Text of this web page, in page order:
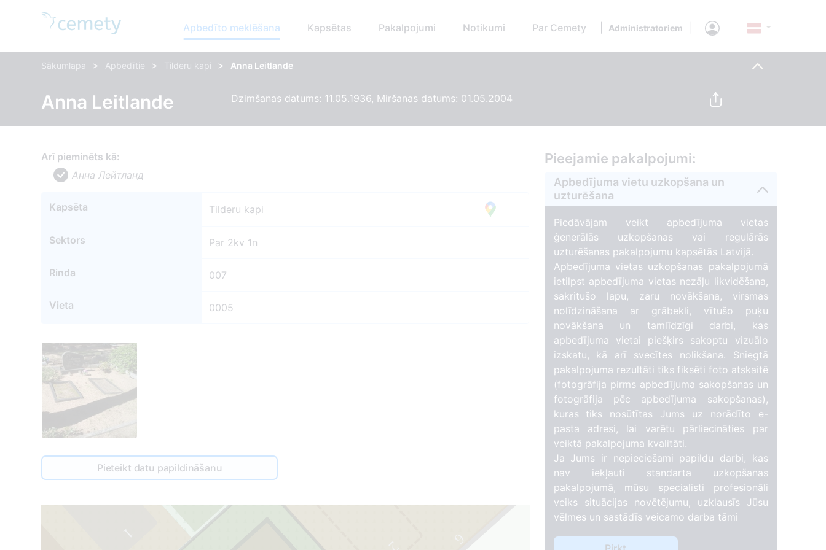
Apbedīto meklēšana Kapsētas Pakalpojumi Notikumi Par Cemety Administratoriem
Sākumlapa > Apbedītie > Tilderu kapi > Anna Leitlande
Anna Leitlande Dzimšanas datums: 11.05.1936, Miršanas datums: 01.05.2004
Arī pieminēts kā:
Анна Лейтланд
Kapsēta Tilderu kapi
Sektors Par 2kv 1n
Rinda 007
Vieta 0005
Pieteikt datu papildināšanu
6
Pieejamie pakalpojumi:
Apbedījuma vietu uzkopšana un
uzturēšana
Piedāvājam veikt apbedījuma vietas
ģenerālās uzkopšanas vai regulārās
uzturēšanas pakalpojumu kapsētās Latvijā.
Apbedījuma vietas uzkopšanas pakalpojumā
ietilpst apbedījuma vietas nezāļu likvidēšana,
sakritušo lapu, zaru novākšana, virsmas
nolīdzināšana ar grābekli, vītušo puķu
novākšana un tamlīdzīgi darbi, kas
apbedījuma vietai piešķirs sakoptu vizuālo
izskatu, kā arī svecītes nolikšana. Sniegtā
pakalpojuma rezultāti tiks fiksēti foto atskaitē
(fotogrāfija pirms apbedījuma sakopšanas un
fotogrāfija pēc apbedījuma sakopšanas),
kuras tiks nosūtītas Jums uz norādīto e-
pasta adresi, lai varētu pārliecināties par
veiktā pakalpojuma kvalitāti.
Ja Jums ir nepieciešami papildu darbi, kas
nav iekļauti standarta uzkopšanas
pakalpojumā, mūsu specialisti profesionāli
veiks situācijas novētējumu, uzklausīs Jūsu
vēlmes un sastādīs veicamo darba tāmi